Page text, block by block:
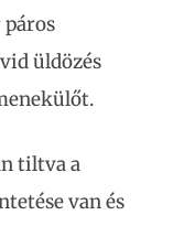
üldözés
tiltva a
van és